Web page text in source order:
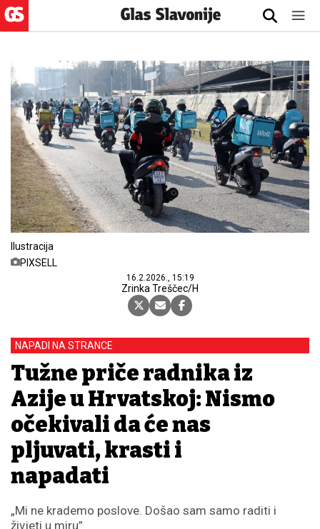
Ilustracija
PIXSELL
16.2.2026., 15:19
Zrinka Treščec/H
NAPADI NA STRANCE
Tužne priče radnika iz
Azije u Hrvatskoj: Nismo
očekivali da će nas
pljuvati, krasti i
napadati
„Mi ne krademo poslove. Došao sam samo raditi i
živjeti u miru”